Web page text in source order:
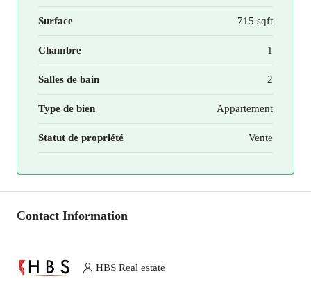
Surface 715 sqft
Chambre 1
Salles de bain 2
Type de bien Appartement
Statut de propriété Vente
Contact Information
HBS Real estate